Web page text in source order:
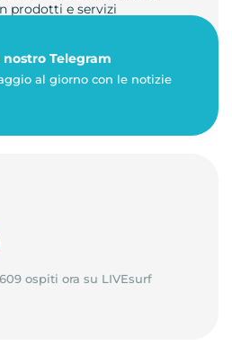
prodotti e servizi
Telegram
al giorno con le notizie
ospiti ora su LIVEsurf